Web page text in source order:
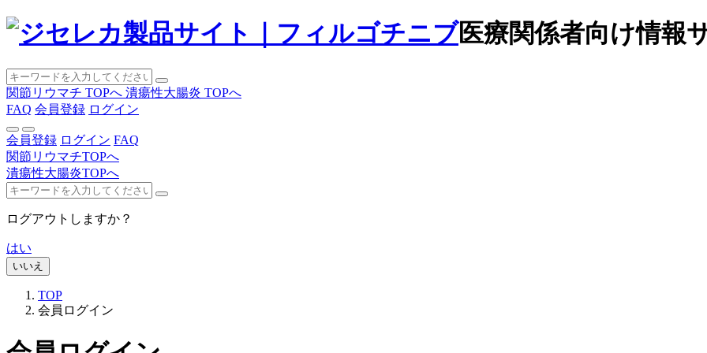
医療関係者向け情報
関節リウマチ TOPへ 潰瘍性大腸炎 TOPへ
FAQ 会員登録 ログイン
会員登録 ログイン FAQ
関節リウマチTOPへ
潰瘍性大腸炎TOPへ
ログアウトしますか？
はい
いいえ
TOP
会員ログイン